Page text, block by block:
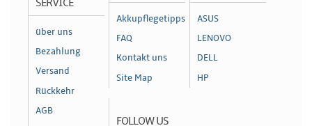
SERVICE
über uns
Bezahlung
Versand
Rückkehr
AGB
Akkupflegetipps
FAQ
Kontakt uns
Site Map
ASUS
LENOVO
DELL
HP
FOLLOW US